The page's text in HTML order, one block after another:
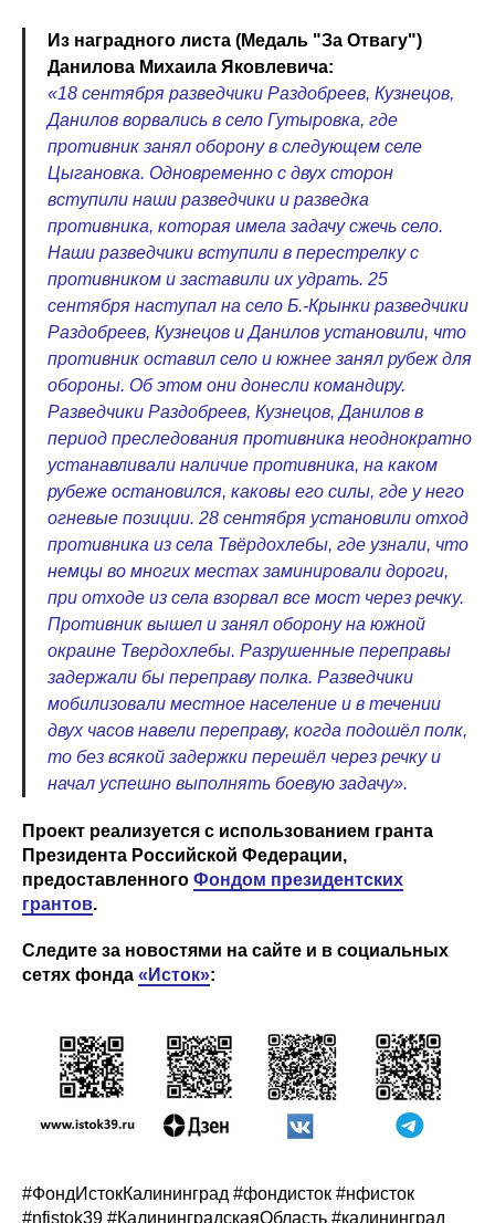
Из наградного листа (Медаль "За Отвагу")
Данилова Михаила Яковлевича:
«18 сентября разведчики Раздобреев, Кузнецов,
Данилов ворвались в село Гутыровка, где
противник занял оборону в следующем селе
Цыгановка. Одновременно с двух сторон
вступили наши разведчики и разведка
противника, которая имела задачу сжечь село.
Наши разведчики вступили в перестрелку с
противником и заставили их удрать. 25
сентября наступал на село Б.-Крынки разведчики
Раздобреев, Кузнецов и Данилов установили, что
противник оставил село и южнее занял рубеж для
обороны. Об этом они донесли командиру.
Разведчики Раздобреев, Кузнецов, Данилов в
период преследования противника неоднократно
устанавливали наличие противника, на каком
рубеже остановился, каковы его силы, где у него
огневые позиции. 28 сентября установили отход
противника из села Твёрдохлебы, где узнали, что
немцы во многих местах заминировали дороги,
при отходе из села взорвал все мост через речку.
Противник вышел и занял оборону на южной
окраине Твердохлебы. Разрушенные переправы
задержали бы переправу полка. Разведчики
мобилизовали местное население и в течении
двух часов навели переправу, когда подошёл полк,
то без всякой задержки перешёл через речку и
начал успешно выполнять боевую задачу».
Проект реализуется с использованием гранта
Президента Российской Федерации,
предоставленного Фондом президентских
грантов.
Следите за новостями на сайте и в социальных
сетях фонда «Исток»:
#ФондИстокКалининград #фондисток #нфисток
#nfistok39 #КалининградскаяОбласть #калининград